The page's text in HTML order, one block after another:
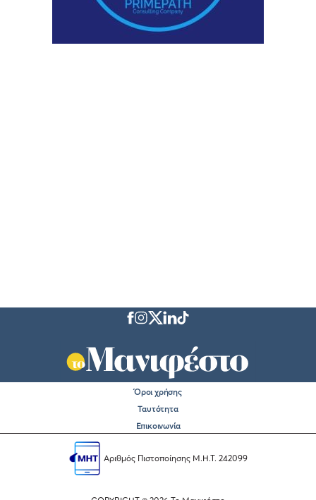
Όροι χρήσης
Ταυτότητα
Επικοινωνία
Αριθμός Πιστοποίησης Μ.Η.Τ. 242099